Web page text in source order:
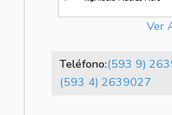
Ver
Teléfono:(593 9)
(593 4) 2639027